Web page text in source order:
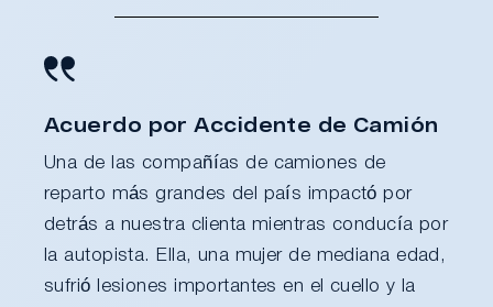
Acuerdo por Accidente de Camión
Una de las compañías de camiones de
reparto más grandes del país impactó por
detrás a nuestra clienta mientras conducía por
la autopista. Ella, una mujer de mediana edad,
sufrió lesiones importantes en el cuello y la